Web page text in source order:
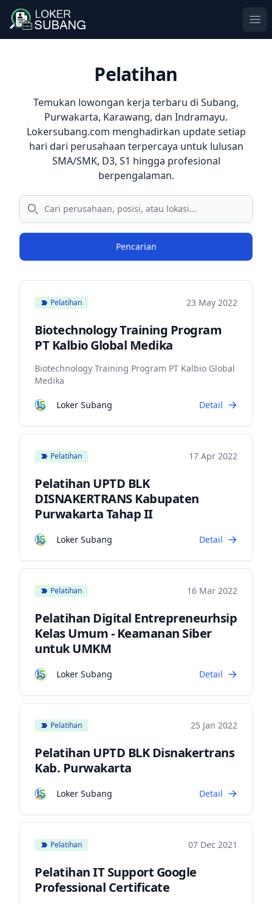
Pelatihan
Temukan lowongan kerja terbaru di Subang,
Purwakarta, Karawang, dan Indramayu.
Lokersubang.com menghadirkan update setiap
hari dari perusahaan terpercaya untuk lulusan
SMA/SMK, D3, S1 hingga profesional
berpengalaman.
Pencarian
Pelatihan 23 May 2022
Biotechnology Training Program
PT Kalbio Global Medika
Biotechnology Training Program PT Kalbio Global
Medika
Loker Subang Detail
Pelatihan 17 Apr 2022
Pelatihan UPTD BLK
DISNAKERTRANS Kabupaten
Purwakarta Tahap II
Loker Subang Detail
Pelatihan 16 Mar 2022
Pelatihan Digital Entrepreneurhsip
Kelas Umum - Keamanan Siber
untuk UMKM
Loker Subang Detail
Pelatihan 25 Jan 2022
Pelatihan UPTD BLK Disnakertrans
Kab. Purwakarta
Loker Subang Detail
Pelatihan 07 Dec 2021
Pelatihan IT Support Google
Professional Certificate